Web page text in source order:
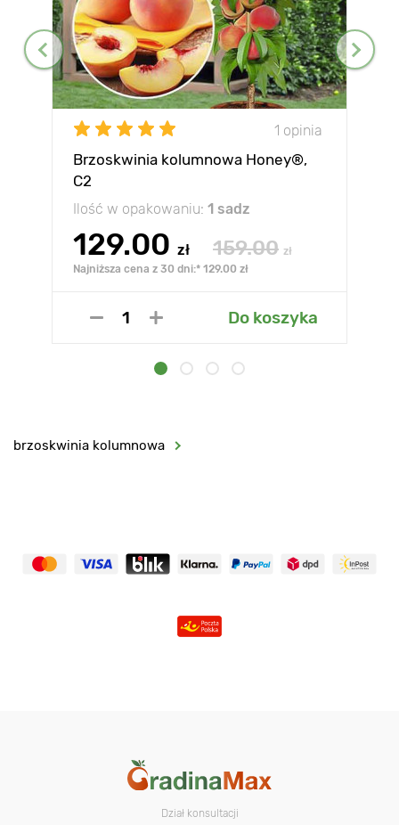
1 opinia
Brzoskwinia kolumnowa Honey®,
C2
Ilość w opakowaniu: 1 sadz
129.00 zł 159.00 zł
Najniższa cena z 30 dni:* 129.00 zł
Do koszyka
brzoskwinia kolumnowa
Dział konsultacji